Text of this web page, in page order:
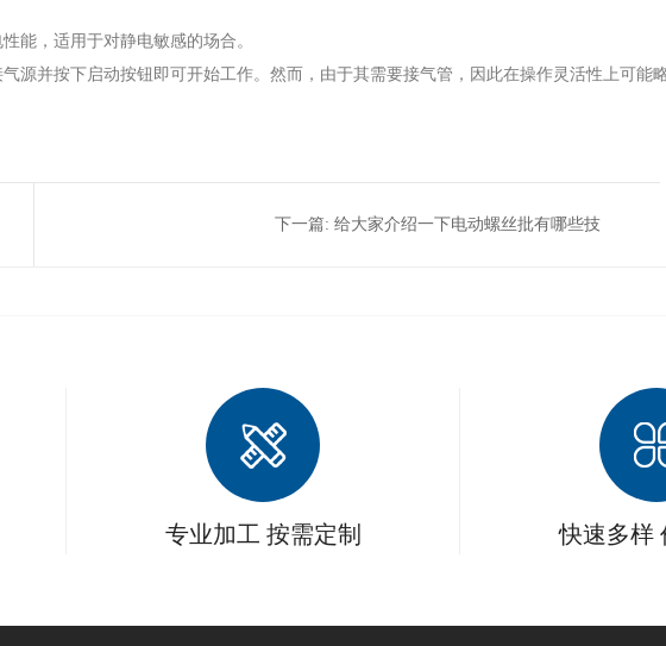
能，适用于对静电敏感的场合。
源并按下启动按钮即可开始工作。然而，由于其需要接气管，因此在操作灵活性上可能
下一篇: 给大家介绍一下电动螺丝批有哪些技
专业加工 按需定制 快速多样